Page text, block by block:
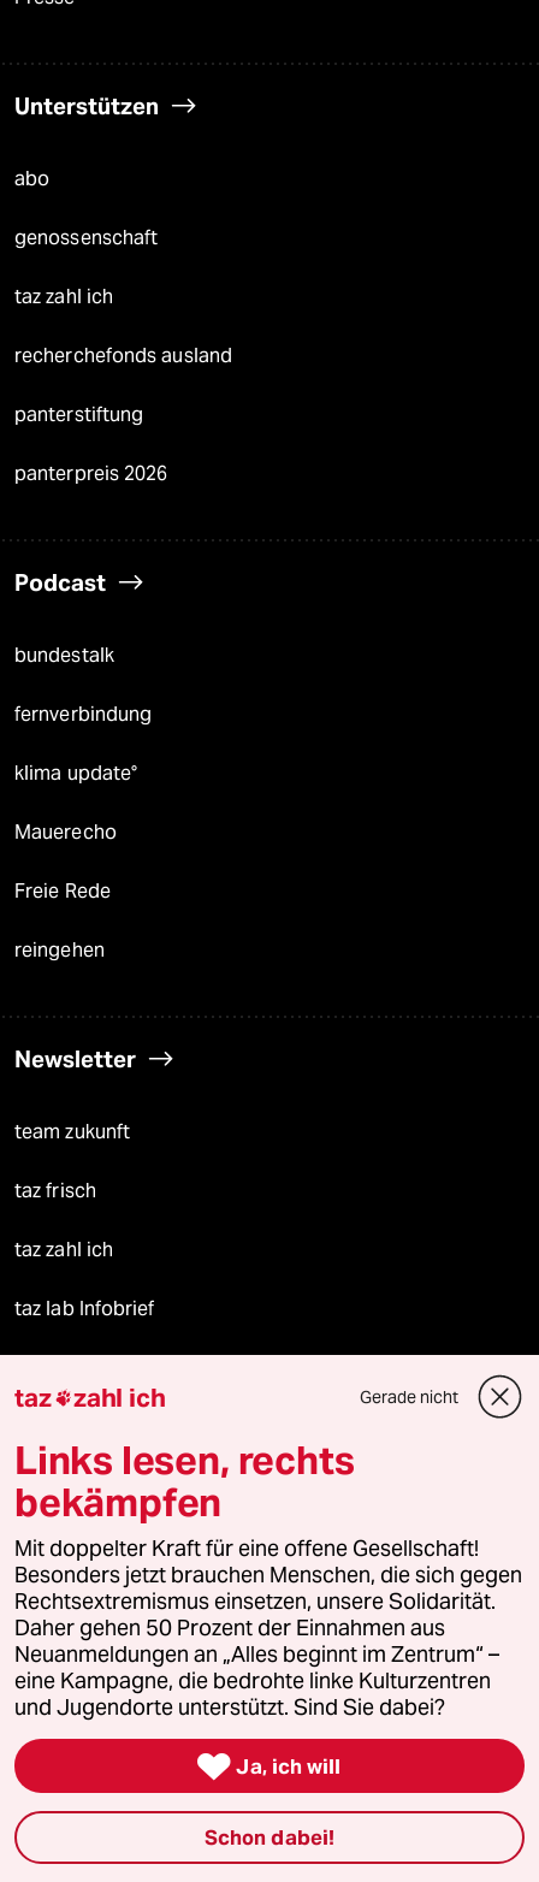
Unterstützen
abo
genossenschaft
taz zahl ich
recherchefonds ausland
panterstiftung
panterpreis 2026
Podcast
bundestalk
fernverbindung
klima update°
Mauerecho
Freie Rede
reingehen
Newsletter
team zukunft
taz frisch
taz zahl ich
taz lab Infobrief
Demnächst
Vor Ort
Live im Stream
Vergangene
taz lab 2027
Mehr taz Lesestoff
taz zahl ich Gerade nicht
Links lesen, rechts
bekämpfen
Mit doppelter Kraft für eine offene Gesellschaft!
Besonders jetzt brauchen Menschen, die sich gegen
Rechtsextremismus einsetzen, unsere Solidarität.
Daher gehen 50 Prozent der Einnahmen aus
Neuanmeldungen an „Alles beginnt im Zentrum“ –
eine Kampagne, die bedrohte linke Kulturzentren
und Jugendorte unterstützt. Sind Sie dabei?
 Ja, ich will
Schon dabei!